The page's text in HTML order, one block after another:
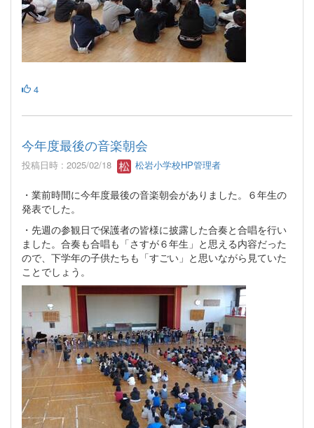
4
今年度最後の音楽朝会
投稿日時 : 2025/02/18 松岩小学校HP管理者
・業前時間に今年度最後の音楽朝会がありました。６年生の
発表でした。
・先週の参観日で保護者の皆様に披露した合奏と合唱を行い
ました。合奏も合唱も「さすが６年生」と思える内容だった
ので、下学年の子供たちも「すごい」と思いながら見ていた
ことでしょう。